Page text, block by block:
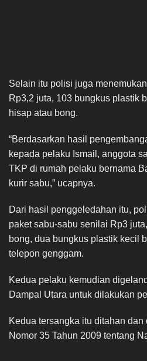
Selain itu polisi juga
Rp3,2 juta, 103 bungkus plastik
hisap atau bong.
“Berdasarkan hasil
kepada pelaku Ismail, anggota
TKP di rumah pelaku bernama
kurir sabu,” ucapnya.
Dari hasil penggeledahan itu,
paket sabu-sabu senilai Rp3
bong, dua bungkus plastik kecil
telepon genggam.
Kedua pelaku kemudian
Dampal Utara untuk dilakukan
Kedua tersangka itu ditahan
Nomor 35 Tahun 2009 tentang